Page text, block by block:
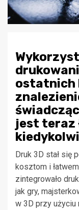
ostatnich
jest teraz
Druk 3D stał się
kosztom i
zintegrowało
jak gry,
w 3D przy użyciu